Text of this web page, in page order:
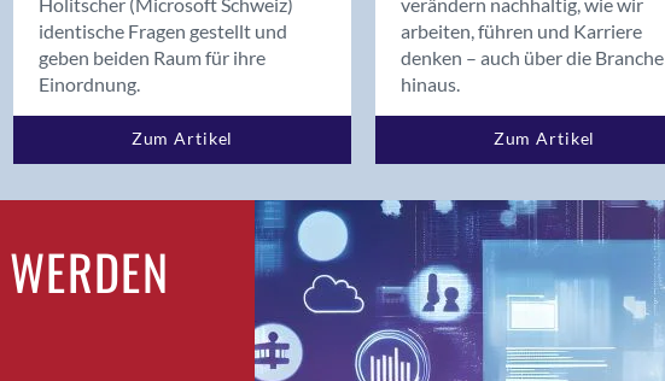
Bolligen
Bonaduz
Bonstetten
Bottighofen
Bremgarten bei Bern
identische Fragen gestellt und
geben beiden Raum für ihre
Einordnung.
Zum Artikel
arbeiten, führen und Karriere
denken – auch über die Branche
hinaus.
Zum Artikel